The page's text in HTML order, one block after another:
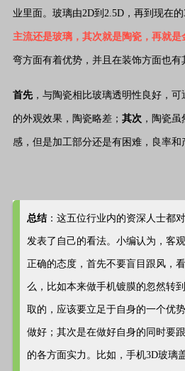
业里面。玻璃由2D到2.5D，再到现在的
主流还是玻璃，其次就是陶瓷，再就是
弯方面有着优势，并且在装饰方面也有
首先 ，与陶瓷相比玻璃透明性良好，
的外观效果，陶瓷略差； 其次 ，陶瓷
感，但是加工部分还是有困难，良率和
总结 ：这五位行业内的资深人士都
发表了自己的看法。小编认为，客
正确的态度，首先不要盲目跟风，
么，比如本来做手机镀膜的忽然转
取的，应该要立足于自身的一个优
做好；其次是在做好自身的同时要
的各方面实力。比如，手机3D玻璃